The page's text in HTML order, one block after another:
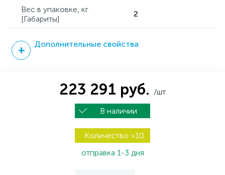
Вес в упаковке, кг
[Габариты]
2
Дополнительные свойства
223 291 руб. /шт
В наличии
Количество >10
отправка 1-3 дня